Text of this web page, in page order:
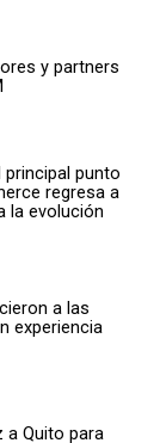
y partners
principal punto
regresa a
la evolución
a las
experiencia
a Quito para